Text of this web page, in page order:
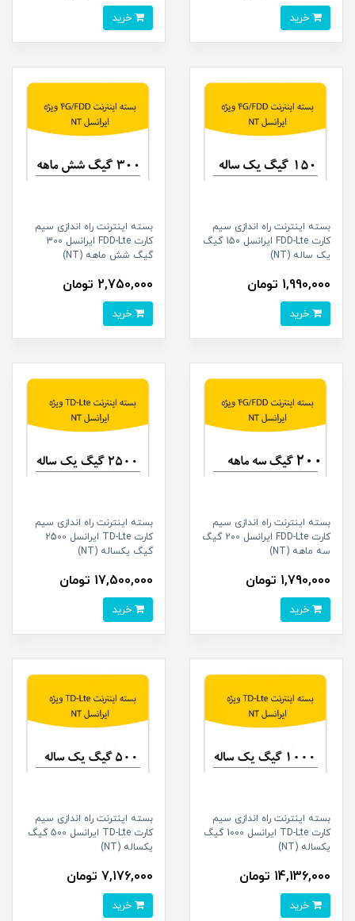
بسته اینترنت راه اندازی سیم
کارت FDD-Lte ایرانسل 150 گیگ
یک ساله (NT)
1,990,000 تومان
بسته اینترنت راه اندازی سیم
کارت FDD-Lte ایرانسل 300
گیگ شش ماهه (NT)
2,750,000 تومان
بسته اینترنت راه اندازی سیم
کارت FDD-Lte ایرانسل 200 گیگ
سه ماهه (NT)
1,790,000 تومان
بسته اینترنت راه اندازی سیم
کارت TD-Lte ایرانسل 2500
گیگ یکساله (NT)
17,500,000 تومان
بسته اینترنت راه اندازی سیم
کارت TD-Lte ایرانسل 1000 گیگ
یکساله (NT)
14,136,000 تومان
بسته اینترنت راه اندازی سیم
کارت TD-Lte ایرانسل 500 گیگ
یکساله (NT)
7,176,000 تومان